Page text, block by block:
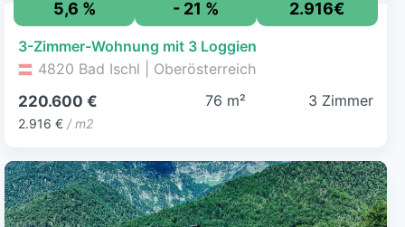
5,6 % - 21 % 2.916€
3-Zimmer-Wohnung mit 3 Loggien
4820 Bad Ischl | Oberösterreich
220.600 €
2.916 € / m2
76 m² 3 Zimmer